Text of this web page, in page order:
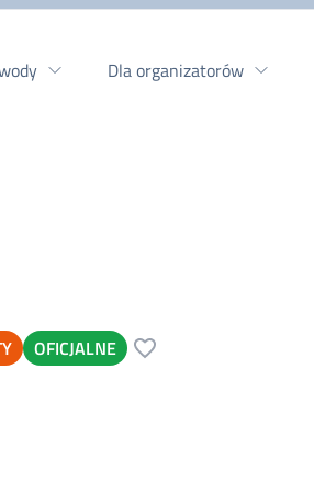
Dla organizatorów
OFICJALNE